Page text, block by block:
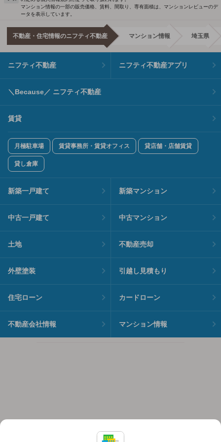
マンション情報の一部の販売価格、賃料、間取り、専有面積は、マンションレビューのデ
ータを表示しています。
不動産・住宅情報のニフティ不動産 マンション情報 埼玉県
ニフティ不動産 ニフティ不動産アプリ
＼Because／ ニフティ不動産
賃貸
月極駐車場 賃貸事務所・賃貸オフィス 貸店舗・店舗賃貸
貸し倉庫
新築一戸建て 新築マンション
中古一戸建て 中古マンション
土地 不動産売却
外壁塗装 引越し見積もり
住宅ローン カードローン
不動産会社情報 マンション情報